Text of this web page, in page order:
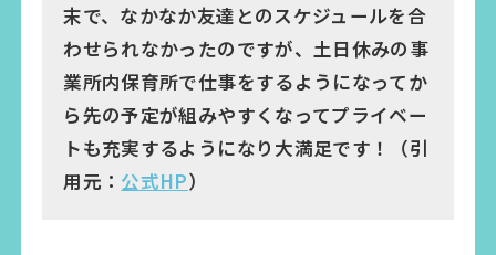
末で、なかなか友達とのスケジュールを合
わせられなかったのですが、土日休みの事
業所内保育所で仕事をするようになってか
ら先の予定が組みやすくなってプライベー
トも充実するようになり大満足です！（引
用元： 公式HP）